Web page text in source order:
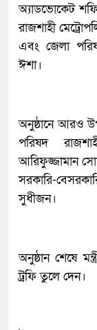
অ্যাডভোকেট
রাজশাহী
এবং জেলা
ঈশা।
​অনুষ্ঠানে আরও
পরিষদ
আরিফুজ্জামান
সরকারি-
সুধীজন।
অনুষ্ঠান শেষে
ট্রফি তুলে দেন।